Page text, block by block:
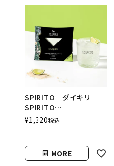
SPIRITO ダイキリ
SPIRITO
COCKTAILS（スピリッ
トカクテルズ）
¥1,320税込
MORE